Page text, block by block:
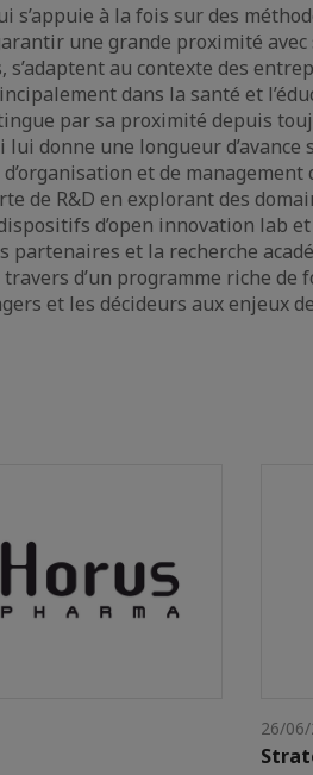
s’appuie à la fois sur des
une grande proximité avec
au contexte des
dans la santé et
par sa proximité depuis
donne une longueur d’avance
et de management
de R&D en explorant des
d’open innovation lab
partenaires et la recherche
d’un programme riche de
et les décideurs aux enjeux
26/